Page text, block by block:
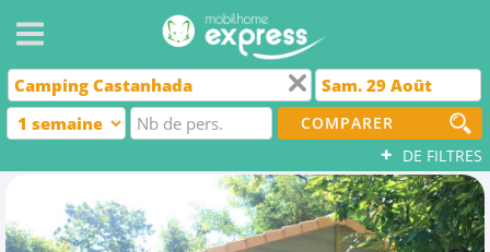
COMPARER
+ DE FILTRES